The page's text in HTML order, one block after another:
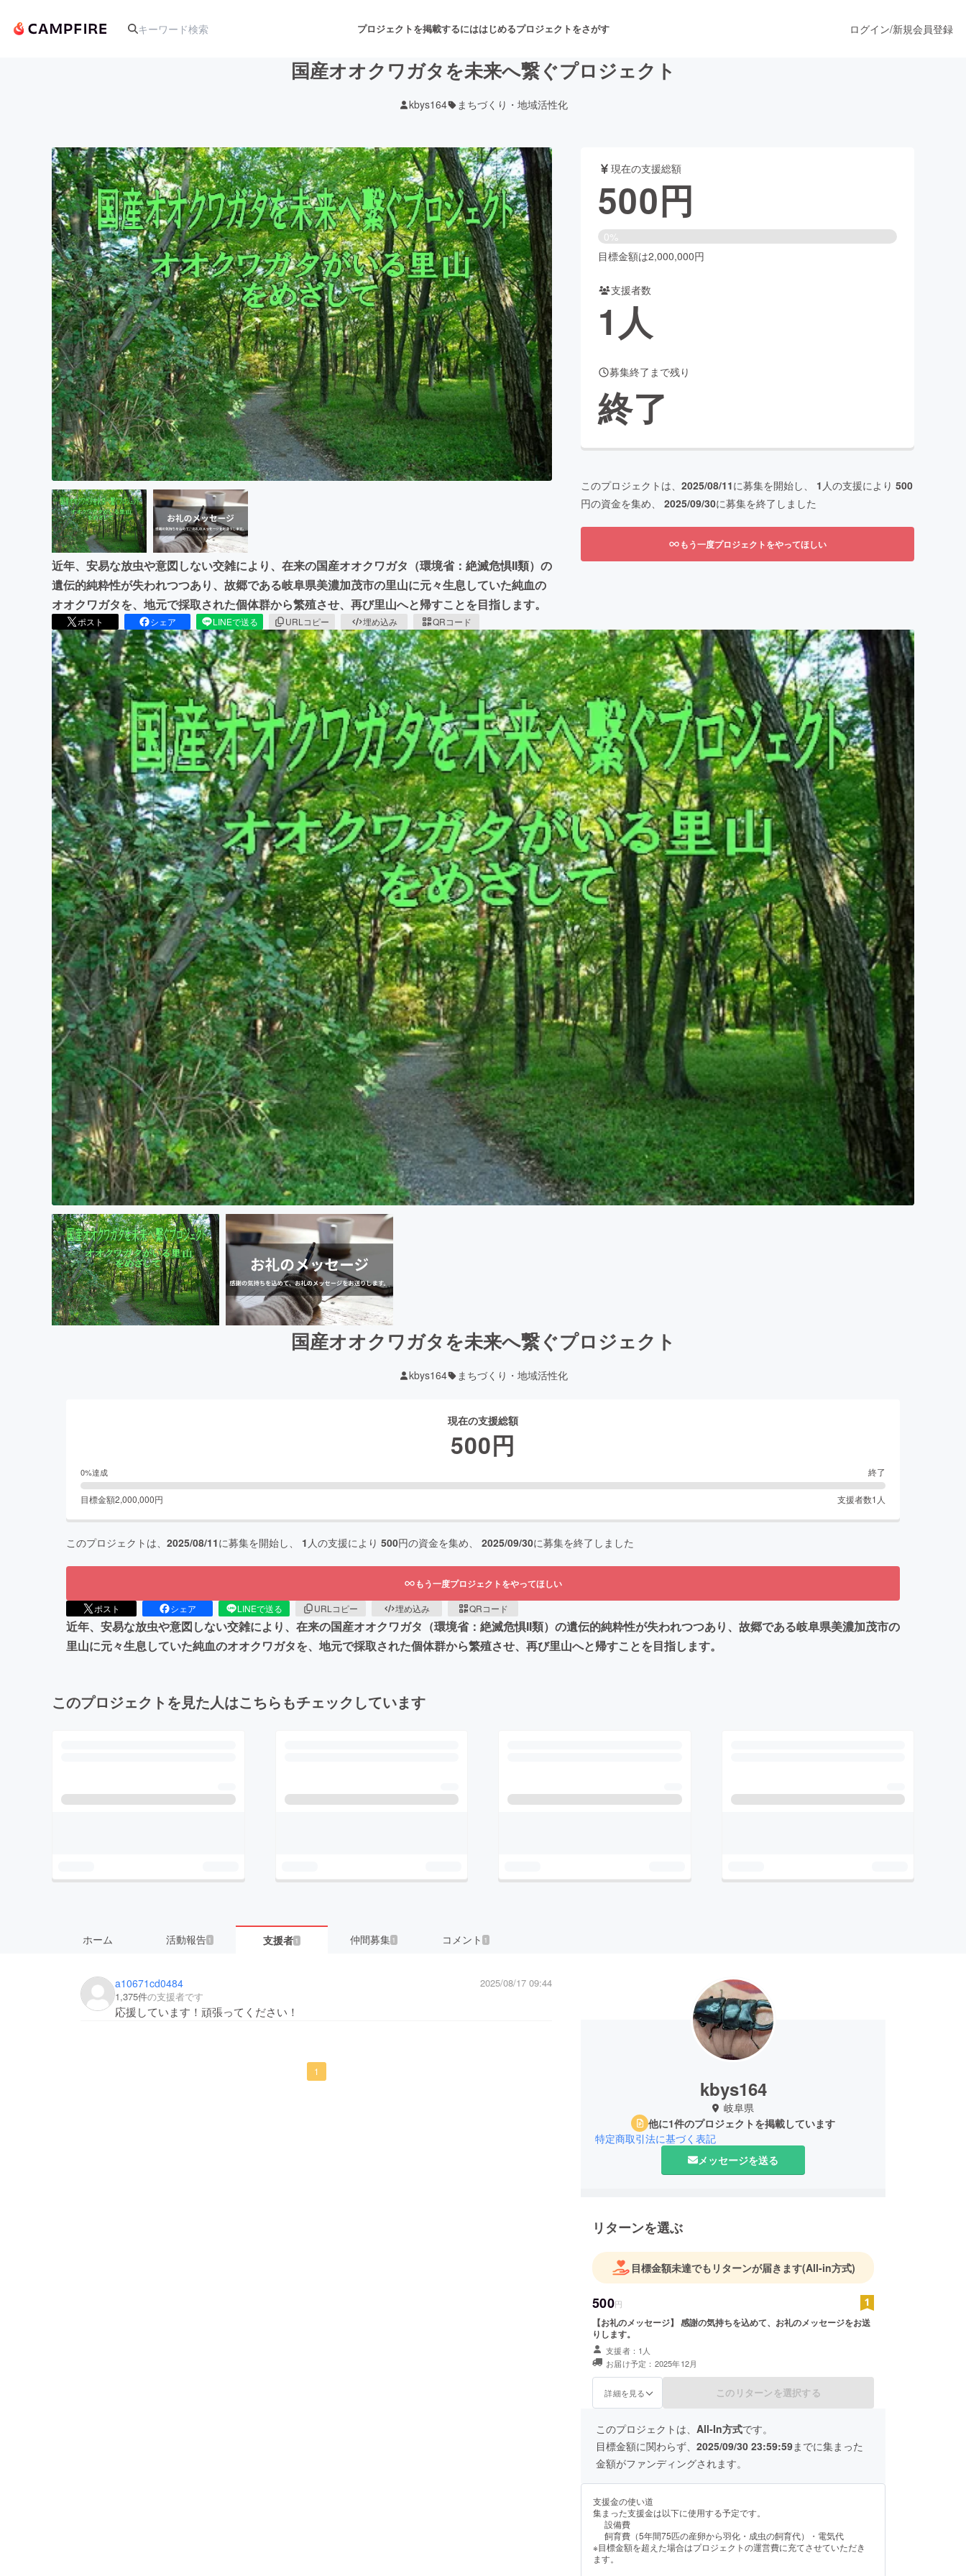
プロジェクトを掲載するにははじめるプロジェクトをさがす
アート・写真 音楽 舞台・パフォーマンス
テクノロジー・ガジェット ゲーム・サービス開発 フード・飲食店
映像・映画 書籍・雑誌出版 アニメ・漫画
ビジネス・起業 チャレンジ ビューティー・ヘルスケア
まちづくり・地域活性化
CAMPFIRE for Social GoodCAMPFIRE Creation
CAMPFIREふるさと納税machi-yaコミュニティ
ログイン/新規会員登録
国産オオクワガタを未来へ繋ぐプロジェクト
kbys164 まちづくり・地域活性化
近年、安易な放虫や意図しない交雑により、在来の国産オオクワガタ（環境省：絶滅危惧II類）の
遺伝的純粋性が失われつつあり、故郷である岐阜県美濃加茂市の里山に元々生息していた純血の
オオクワガタを、地元で採取された個体群から繁殖させ、再び里山へと帰すことを目指します。
ポスト シェア LINEで送る URLコピー 埋め込み QRコード
現在の支援総額
500円
0%
目標金額は2,000,000円
支援者数
1人
募集終了まで残り
終了
このプロジェクトは、 2025/08/11に募集を開始し、 1 人の支援により 500
円の資金を集め、 2025/09/30に募集を終了しました
もう一度プロジェクトをやってほしい
国産オオクワガタを未来へ繋ぐプロジェクト
kbys164 まちづくり・地域活性化
現在の支援総額
500円
0%達成 終了
目標金額2,000,000円 支援者数1 人
このプロジェクトは、 2025/08/11に募集を開始し、 1 人の支援により 500円の資金を集め、 2025/09/30に募集を終了しました
もう一度プロジェクトをやってほしい
ポスト シェア LINEで送る URLコピー 埋め込み QRコード
近年、安易な放虫や意図しない交雑により、在来の国産オオクワガタ（環境省：絶滅危惧II類）の遺伝的純粋性が失われつつあり、故郷である岐阜県美濃加茂市の
里山に元々生息していた純血のオオクワガタを、地元で採取された個体群から繁殖させ、再び里山へと帰すことを目指します。
このプロジェクトを見た人はこちらもチェックしています
ホーム 活動報告 1 支援者 1 仲間募集 1 コメント 1
a10671cd0484
2025/08/17 09:44
1,375件の支援者です
応援しています！頑張ってください！
1
kbys164
岐阜県
他に1件のプロジェクトを掲載しています
特定商取引法に基づく表記
メッセージを送る
リターンを選ぶ
目標金額未達でもリターンが届きます(All-in方式)
500円
【お礼のメッセージ】 感謝の気持ちを込めて、お礼のメッセージをお送
りします。
支援者：1人
お届け予定：2025年12月
詳細を見る このリターンを選択する
このプロジェクトは、 All-In方式です。
目標金額に関わらず、 2025/09/30 23:59:59までに集まった
金額がファンディングされます。
支援金の使い道
集まった支援金は以下に使用する予定です。
設備費
飼育費（5年間75匹の産卵から羽化・成虫の飼育代）・電気代
※目標金額を超えた場合はプロジェクトの運営費に充てさせていただき
ます。